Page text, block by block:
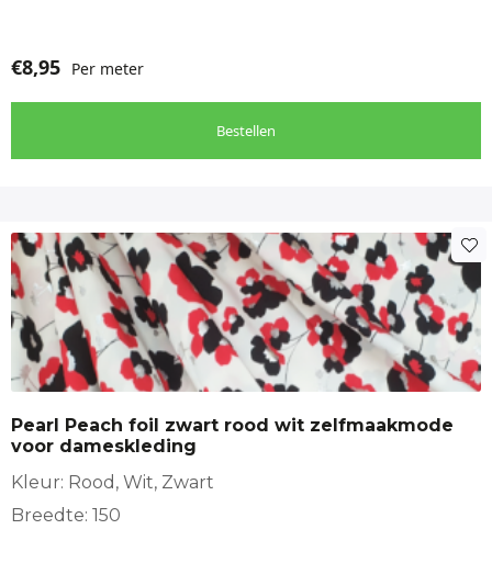
€8,95 Per meter
Bestellen
Pearl Peach foil zwart rood wit zelfmaakmode
voor dameskleding
Kleur: Rood, Wit, Zwart
Breedte: 150